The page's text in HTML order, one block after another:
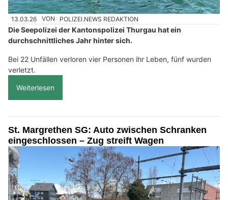
13.03.26 VON POLIZEI.NEWS REDAKTION
Die Seepolizei der Kantonspolizei Thurgau hat ein
durchschnittliches Jahr hinter sich.
Bei 22 Unfällen verloren vier Personen ihr Leben, fünf wurden
verletzt.
Weiterlesen
St. Margrethen SG: Auto zwischen Schranken
eingeschlossen – Zug streift Wagen